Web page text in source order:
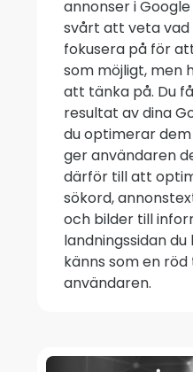
annonser i
svårt att veta
fokusera på för
som möjligt, men
att tänka på. Du
resultat av dina
du optimerar
ger användaren
därför till att
sökord,
och bilder till
landningssidan
känns som en
användaren.